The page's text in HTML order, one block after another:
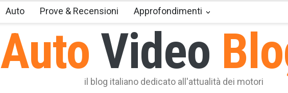
Auto Video
il blog italiano dedicato all'attualità dei motori
Auto Prove & Recensioni Approfondimenti